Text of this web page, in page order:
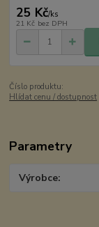
25 Kč/ks
21 Kč bez DPH
Číslo produktu:
Hlídat cenu / dostupnost
Parametry
Výrobce